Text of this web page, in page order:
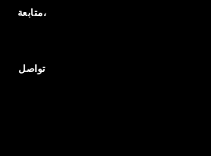
متابعة،
تواصل